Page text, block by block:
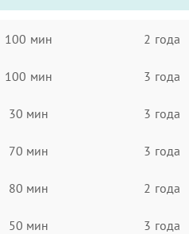
100 мин 2 года
100 мин 3 года
30 мин 3 года
70 мин 3 года
80 мин 2 года
50 мин 3 года